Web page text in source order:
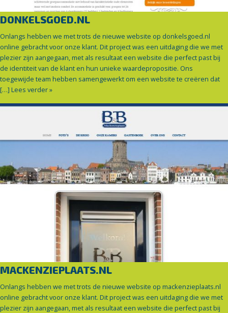
DONKELSGOED.NL
Onlangs hebben we met trots de nieuwe website op donkelsgoed.nl
online gebracht voor onze klant. Dit project was een uitdaging die we met
plezier zijn aangegaan, met als resultaat een website die perfect past bij
de identiteit van de klant en hun unieke waardepropositie. Ons
toegewijde team hebben samengewerkt om een website te creëren dat
[…] Lees verder »
MACKENZIEPLAATS.NL
Onlangs hebben we met trots de nieuwe website op mackenzieplaats.nl
online gebracht voor onze klant. Dit project was een uitdaging die we met
plezier zijn aangegaan, met als resultaat een website die perfect past bij